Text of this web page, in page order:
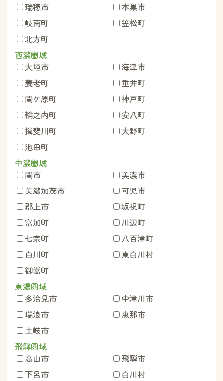
瑞穂市
本巣市
岐南町
笠松町
北方町
西濃圏域
大垣市
海津市
養老町
垂井町
関ケ原町
神戸町
輪之内町
安八町
揖斐川町
大野町
池田町
中濃圏域
関市
美濃市
美濃加茂市
可児市
郡上市
坂祝町
富加町
川辺町
七宗町
八百津町
白川町
東白川村
御嵩町
東濃圏域
多治見市
中津川市
瑞浪市
恵那市
土岐市
飛騨圏域
高山市
飛騨市
下呂市
白川村